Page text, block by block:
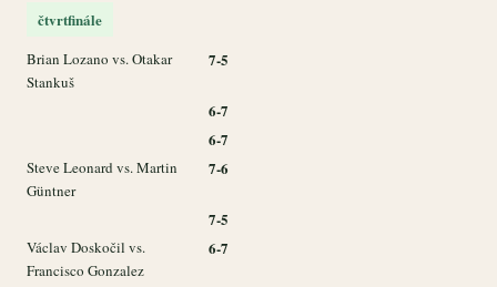
čtvrtfinále
Brian Lozano vs. Otakar
Stankuš
7-5
6-7
6-7
Steve Leonard vs. Martin
Güntner
7-6
7-5
Václav Doskočil vs.
Francisco Gonzalez
6-7